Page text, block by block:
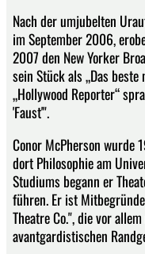
Nach der umjubelten
im September 2006,
2007 den New Yorker
sein Stück als „Das
„Hollywood Reporter“
'Faust'".
Conor McPherson wurde
dort Philosophie am
Studiums begann er
führen. Er ist
Theatre Co.", die vor
avantgardistischen